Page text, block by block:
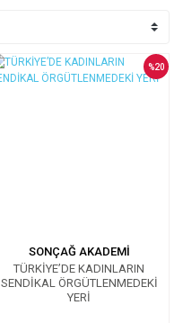
SONÇAĞ AKADEMİ
TÜRKİYE’DE KADINLARIN
SENDİKAL ÖRGÜTLENMEDEKİ
YERİ
%20